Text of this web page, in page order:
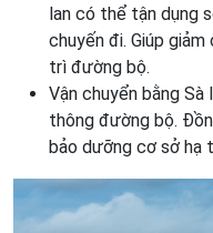
lan có thể tận dụng
chuyến đi. Giúp giảm
trì đường bộ.
Vận chuyển bằng
thông đường bộ.
bảo dưỡng cơ sở hạ